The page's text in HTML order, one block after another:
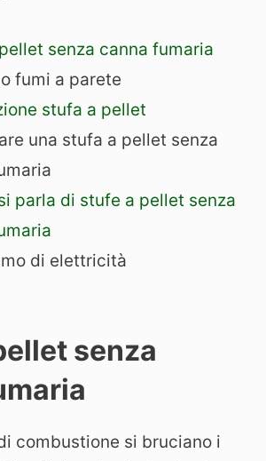
senza canna fumaria
fumi a parete
stufa a pellet
una stufa a pellet senza
parla di stufe a pellet senza
di elettricità
senza
combustione si bruciano i